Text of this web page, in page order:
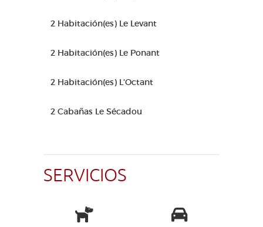
2 Habitación(es) Le Levant
2 Habitación(es) Le Ponant
2 Habitación(es) L'Octant
2 Cabañas Le Sécadou
SERVICIOS